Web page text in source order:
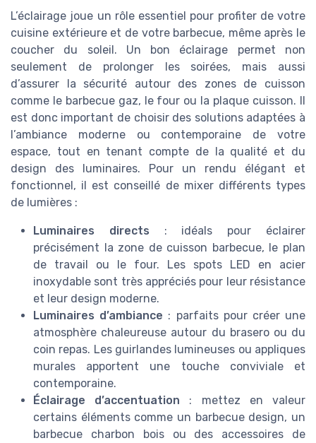
L’éclairage joue un rôle essentiel pour profiter de votre
cuisine extérieure et de votre barbecue, même après le
coucher du soleil. Un bon éclairage permet non
seulement de prolonger les soirées, mais aussi
d’assurer la sécurité autour des zones de cuisson
comme le barbecue gaz, le four ou la plaque cuisson. Il
est donc important de choisir des solutions adaptées à
l’ambiance moderne ou contemporaine de votre
espace, tout en tenant compte de la qualité et du
design des luminaires. Pour un rendu élégant et
fonctionnel, il est conseillé de mixer différents types
de lumières :
Luminaires directs : idéals pour éclairer
précisément la zone de cuisson barbecue, le plan
de travail ou le four. Les spots LED en acier
inoxydable sont très appréciés pour leur résistance
et leur design moderne.
Luminaires d’ambiance : parfaits pour créer une
atmosphère chaleureuse autour du brasero ou du
coin repas. Les guirlandes lumineuses ou appliques
murales apportent une touche conviviale et
contemporaine.
Éclairage d’accentuation : mettez en valeur
certains éléments comme un barbecue design, un
barbecue charbon bois ou des accessoires de